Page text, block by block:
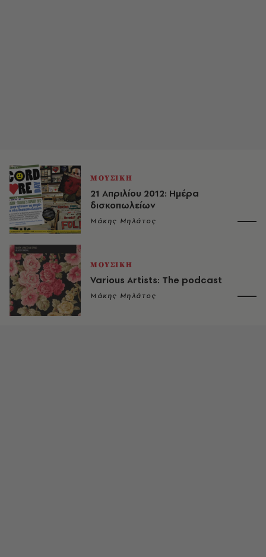
ΜΟΥΣΙΚΗ
21 Απριλίου 2012: Ημέρα
δισκοπωλείων
Μάκης Μηλάτος
ΜΟΥΣΙΚΗ
Various Artists: The podcast
Μάκης Μηλάτος